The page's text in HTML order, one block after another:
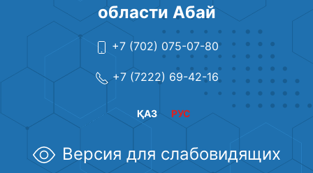
области Абай
+7 (702) 075-07-80
+7 (7222) 69-42-16
РУС
ҚАЗ
Версия для слабовидящих